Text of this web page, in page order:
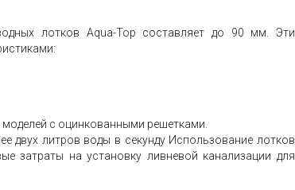
лотков Aqua-Top составляет до 90 мм. Эти
с оцинкованными решетками.
двух литров воды в секунду Использование лотков
затраты на установку ливневой канализации для